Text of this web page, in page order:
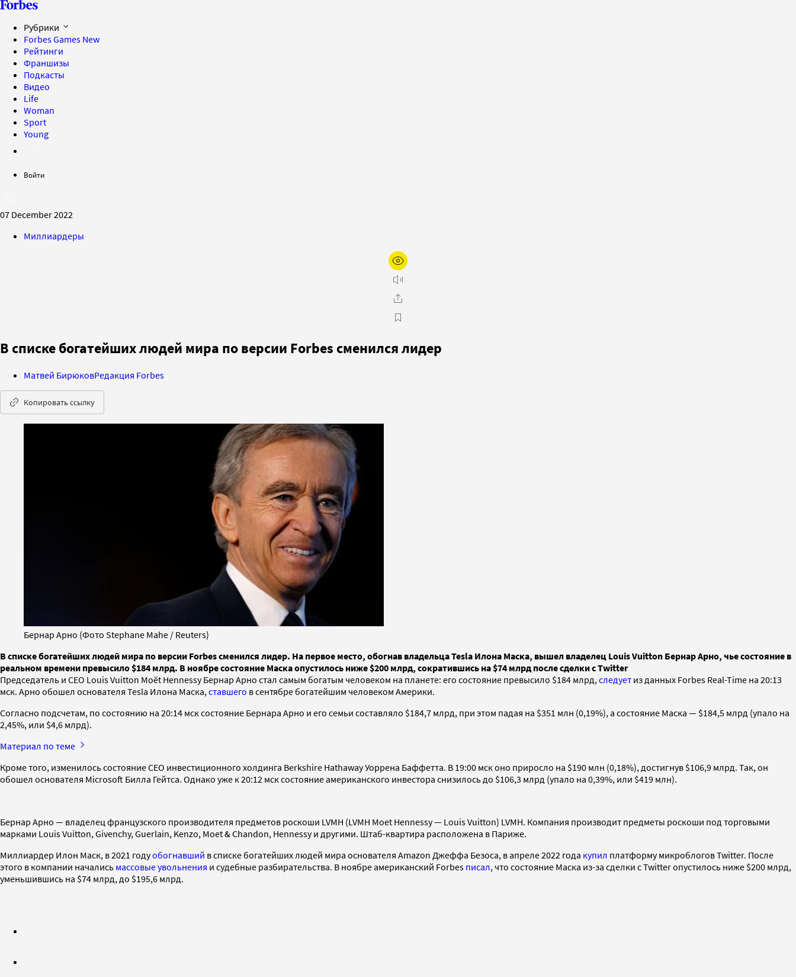
Рубрики
Forbes Games New
Рейтинги
Франшизы
Подкасты
Видео
Life
Woman
Sport
Young
Войти
07 December 2022
Миллиардеры
В списке богатейших людей мира по версии Forbes сменился лидер
Матвей БирюковРедакция Forbes
Копировать ссылку
Бернар Арно (Фото Stephane Mahe / Reuters)
В списке богатейших людей мира по версии Forbes сменился лидер. На первое место, обогнав владельца Tesla Илона Маска, вышел владелец Louis Vuitton Бернар Арно, чье состояние в
реальном времени превысило $184 млрд. В ноябре состояние Маска опустилось ниже $200 млрд, сократившись на $74 млрд после сделки с Twitter
Председатель и CEO Louis Vuitton Moët Hennessy Бернар Арно стал самым богатым человеком на планете: его состояние превысило $184 млрд, следует из данных Forbes Real-Time на 20:13
мск. Арно обошел основателя Tesla Илона Маска, ставшего в сентябре богатейшим человеком Америки.
Согласно подсчетам, по состоянию на 20:14 мск состояние Бернара Арно и его семьи составляло $184,7 млрд, при этом падая на $351 млн (0,19%), а состояние Маска — $184,5 млрд (упало на
2,45%, или $4,6 млрд).
Материал по теме
Кроме того, изменилось состояние CEO инвестиционного холдинга Berkshire Hathaway Уоррена Баффетта. В 19:00 мск оно приросло на $190 млн (0,18%), достигнув $106,9 млрд. Так, он
обошел основателя Microsoft Билла Гейтса. Однако уже к 20:12 мск состояние американского инвестора снизилось до $106,3 млрд (упало на 0,39%, или $419 млн).
Бернар Арно — владелец французского производителя предметов роскоши LVMH (LVMH Moet Hennessy — Louis Vuitton) LVMH. Компания производит предметы роскоши под торговыми
марками Louis Vuitton, Givenchy, Guerlain, Kenzo, Moet & Chandon, Hennessy и другими. Штаб-квартира расположена в Париже.
Миллиардер Илон Маск, в 2021 годуобогнавший в списке богатейших людей мира основателя Amazon Джеффа Безоса, в апреле 2022 года купил платформу микроблогов Twitter. После
этого в компании начались массовые увольнения и судебные разбирательства. В ноябре американский Forbes писал, что состояние Маска из-за сделки с Twitter опустилось ниже $200 млрд,
уменьшившись на $74 млрд, до $195,6 млрд.